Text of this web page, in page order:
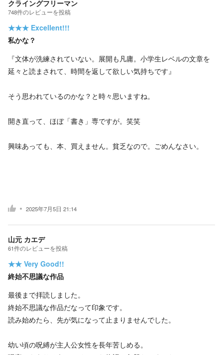
クライングフリーマン
748件のレビューを投稿
★★★ Excellent!!!
私かな？
『文体が洗練されていない。展開も凡庸。小学生レベルの文章を
延々と読まされて、時間を返して欲しい気持ちです』
そう思われているのかな？と時々思いますね。
開き直って、ほぼ「書き」専ですが。笑笑
興味あっても、本、買えません。貧乏なので。ごめんなさい。
2025年7月5日 21:14
山元 カエデ
61件のレビューを投稿
★★ Very Good!!
終始不思議な作品
最後まで拝読しました。
終始不思議な作品だなって印象です。
読み始めたら、先が気になって止まりませんでした。
幼い頃の呪縛が主人公女性を長年苦しめる。